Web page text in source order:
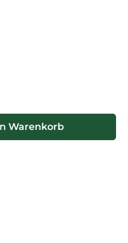
oder benutze die
Warenkorb